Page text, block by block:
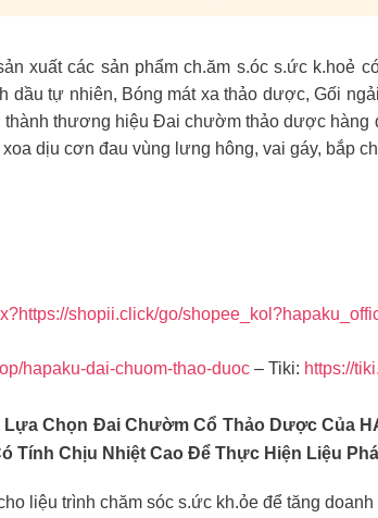
xuất các sản phẩm ch.ăm s.óc s.ức k.hoẻ
dầu tự nhiên, Bóng mát xa thảo dược, Gối
thành thương hiệu Đai chườm thảo dược
dịu cơn đau vùng lưng hông, vai gáy, bắp
shopii.click/go/
hapaku-dai-chuom-thao-duoc – Tiki: https://
Lựa Chọn Đai Chườm Cổ Thảo Dược Của
Tính Chịu Nhiệt Cao Để Thực Hiện Liệu
liệu trình chăm sóc s.ức kh.ỏe để tăng